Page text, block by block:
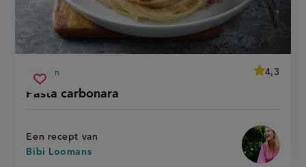
Pasta carbonara
voorbereidingstijd
15 min
average
4,3
Beoordeel
Een recept van
Bibi Loomans
Sla
pasta
carbonara